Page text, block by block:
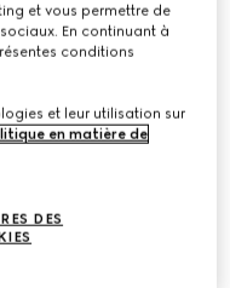
et vous permettre de
En continuant à
conditions
et leur utilisation sur
en matière de
DES